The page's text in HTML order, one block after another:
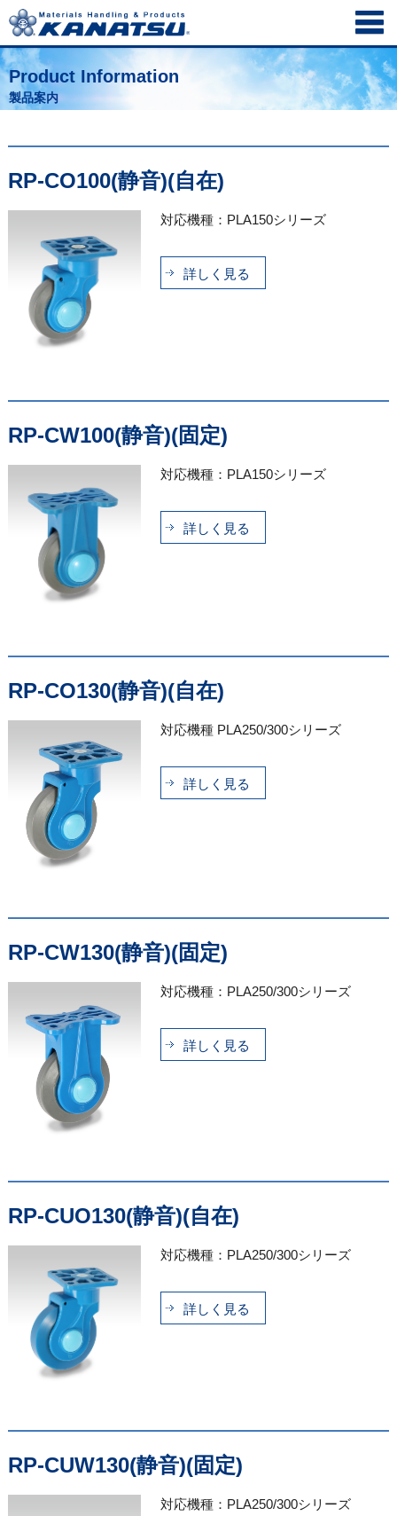
Product Information
製品案内
RP-CO100(静音)(自在)
対応機種：PLA150シリーズ
詳しく見る
RP-CW100(静音)(固定)
対応機種：PLA150シリーズ
詳しく見る
RP-CO130(静音)(自在)
対応機種 PLA250/300シリーズ
詳しく見る
RP-CW130(静音)(固定)
対応機種：PLA250/300シリーズ
詳しく見る
RP-CUO130(静音)(自在)
対応機種：PLA250/300シリーズ
詳しく見る
RP-CUW130(静音)(固定)
対応機種：PLA250/300シリーズ